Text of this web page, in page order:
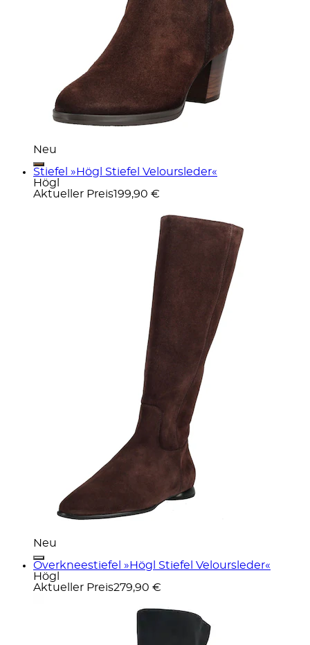
Neu
Stiefel »Högl Stiefel Veloursleder«
Högl
Aktueller Preis199,90 €
Neu
Overkneestiefel »Högl Stiefel Veloursleder«
Högl
Aktueller Preis279,90 €